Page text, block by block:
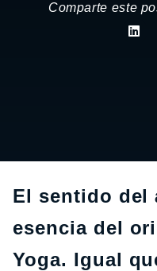
Comparte este
El sentido del
esencia del
Yoga. Igual